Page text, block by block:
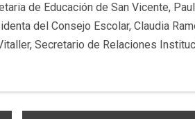
de Educación de San Vicente,
del Consejo Escolar, Claudia
Secretario de Relaciones